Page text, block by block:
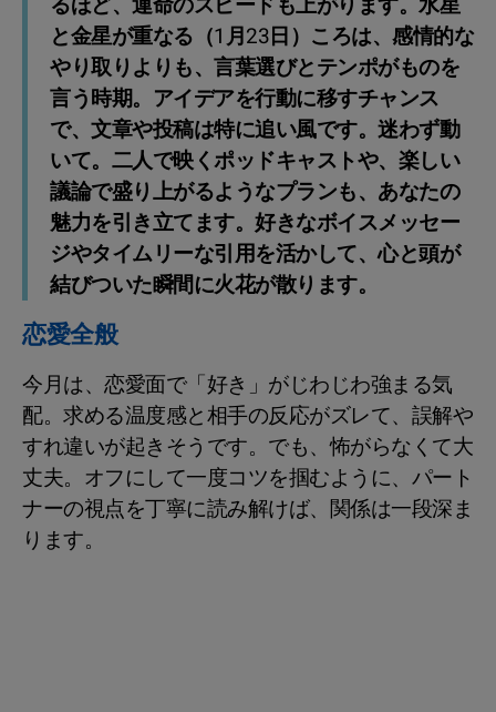
と金星が重なる（1月23日）ころは、感情的な
やり取りよりも、言葉選びとテンポがものを
言う時期。アイデアを行動に移すチャンス
で、文章や投稿は特に追い風です。迷わず動
いて。二人で映くポッドキャストや、楽しい
議論で盛り上がるようなプランも、あなたの
魅力を引き立てます。好きなボイスメッセー
ジやタイムリーな引用を活かして、心と頭が
結びついた瞬間に火花が散ります。
恋愛全般
今月は、恋愛面で「好き」がじわじわ強まる気
配。求める温度感と相手の反応がズレて、誤解や
すれ違いが起きそうです。でも、怖がらなくて大
丈夫。オフにして一度コツを掴むように、パート
ナーの視点を丁寧に読み解けば、関係は一段深ま
ります。